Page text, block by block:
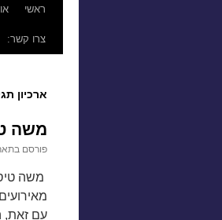
לדלג
לתוכן
ראשי
צרו קשר:
ארכיון
משה
פורסם
משה
עם זאת,